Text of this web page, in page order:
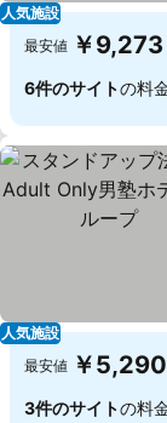
人気施設
最安値 ￥9,273
6件のサイトの料
人気施設
最安値 ￥5,290
3件のサイトの料